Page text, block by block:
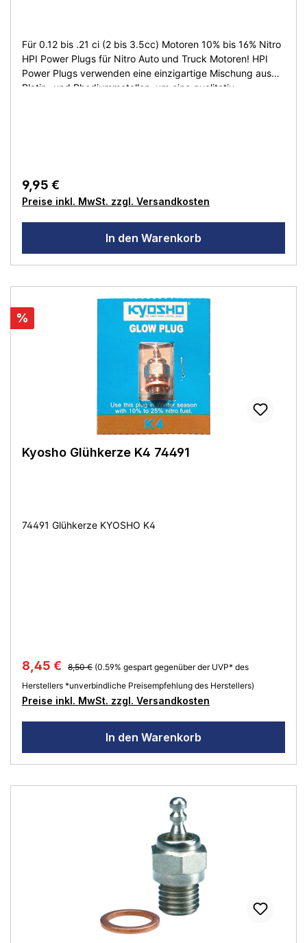
Für 0.12 bis .21 ci (2 bis 3.5cc) Motoren 10% bis 16% Nitro
HPI Power Plugs für Nitro Auto und Truck Motoren! HPI
Power Plugs verwenden eine einzigartige Mischung aus
Platin- und Rhodiummetallen, um eine qualitativ
9,95 €
Preise inkl. MwSt. zzgl. Versandkosten
In den Warenkorb
%
Kyosho Glühkerze K4 74491
74491 Glühkerze KYOSHO K4
8,45 € 8,50 € (0.59% gespart gegenüber der UVP* des
Herstellers *unverbindliche Preisempfehlung des Herstellers)
Preise inkl. MwSt. zzgl. Versandkosten
In den Warenkorb